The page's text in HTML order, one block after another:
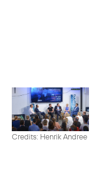
Credits: Henrik Andree